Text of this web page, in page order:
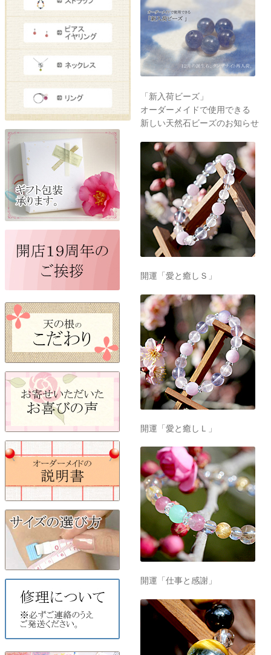
「新入荷ビーズ」
オーダーメイドで使用できる
新しい天然石ビーズのお知らせ
開運「愛と癒しＳ」
開運「愛と癒しＬ」
開運「仕事と感謝」